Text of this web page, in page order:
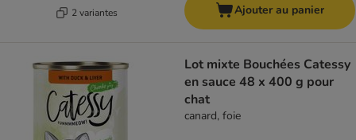
2 variantes Ajouter au panier
Lot mixte Bouchées Catessy
en sauce 48 x 400 g pour
chat
canard, foie